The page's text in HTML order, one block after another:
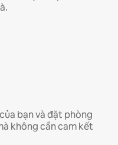
bạn và đặt phòng
không cần cam kết